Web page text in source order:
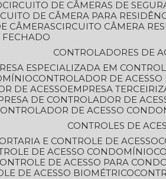
CIRCUITO DE CÂMERAS DE
DE CÂMERA PARA
CÂMERAS CIRCUITO CÂMERA
FECHADO
CONTROLADORES DE
ESPECIALIZADA EM
CONTROLADOR DE
DE ACESSO
EMPRESA
DE CONTROLADOR DE
CONTROLADOR DE ACESSO
CONTROLES DE
PORTARIA E CONTROLE DE ACESSO
DE ACESSO CONDOMÍNIO
CONTROLE DE ACESSO PARA
DE ACESSO BIOMÉTRICO